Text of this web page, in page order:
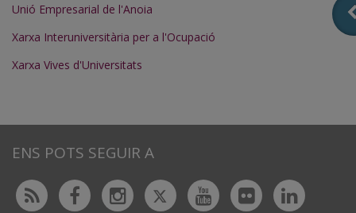
Unió Empresarial de l'Anoia
Xarxa Interuniversitària per a l'Ocupació
Xarxa Vives d'Universitats
ENS POTS SEGUIR A
Rss FacebookInstagram
TwitterYoutubeFlickr